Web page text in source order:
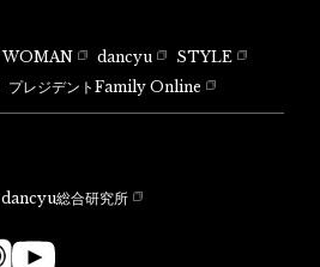
WOMAN dancyu
STYLE
プレジデントFamily Online
dancyu総合研究所